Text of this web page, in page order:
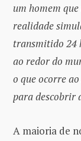
um homem
realidade
transmitido 24
ao redor do
o que ocorre
para descobrir
A maioria de